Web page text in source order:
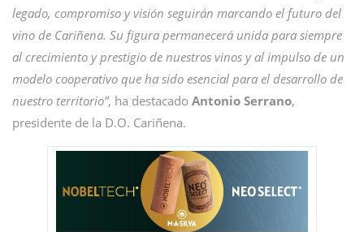
legado, compromiso y visión seguirán marcando el futuro del
vino de Cariñena. Su figura permanecerá unida para siempre
al crecimiento y prestigio de nuestros vinos y al impulso de un
modelo cooperativo que ha sido esencial para el desarrollo de
nuestro territorio”, ha destacado Antonio Serrano,
presidente de la D.O. Cariñena.